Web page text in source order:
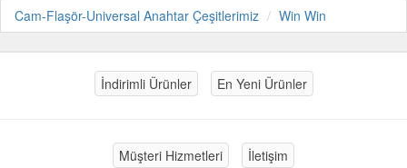
Cam-Flaşör-Universal Anahtar Çeşitlerimiz Win Win
İndirimli Ürünler En Yeni Ürünler
Müşteri Hizmetleri İletişim